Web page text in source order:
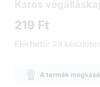
Karos
219 Ft
Elérhető: 29
A termék